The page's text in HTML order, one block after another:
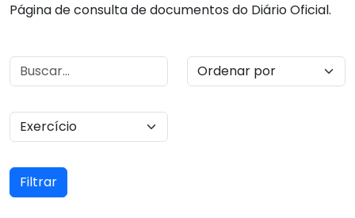
Página de consulta de documentos do Diário Oficial.
Filtrar